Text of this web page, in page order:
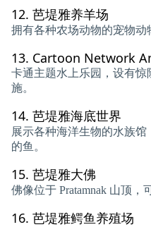
12. 芭堤雅养羊场
拥有各种农场动物的宠物动
13. Cartoon Network
卡通主题水上乐园，设有
施。
14. 芭堤雅海底世界
展示各种海洋生物的水族
的鱼。
15. 芭堤雅大佛
佛像位于 Pratamnak 山顶，
16. 芭堤雅鳄鱼养殖场